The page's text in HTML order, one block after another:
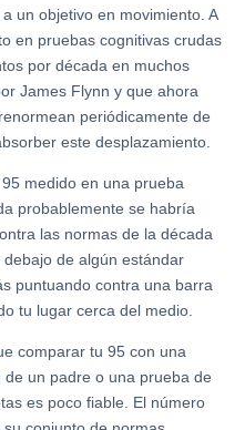
un objetivo en movimiento. A
en pruebas cognitivas crudas
por década en muchos
James Flynn y que ahora
periódicamente de
este desplazamiento.
medido en una prueba
probablemente se habría
las normas de la década
de algún estándar
puntuando contra una barra
tu lugar cerca del medio.
comparar tu 95 con una
un padre o una prueba de
es poco fiable. El número